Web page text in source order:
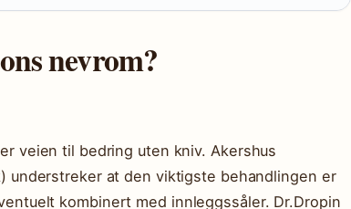
nevrom?
veien til bedring uten kniv. Akershus
understreker at den viktigste behandlingen er
kombinert med innleggssåler. Dr.Dropin